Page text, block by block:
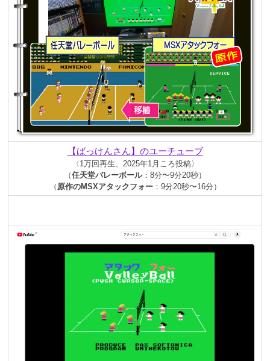
【ばっけんさん】のユーチューブ
〈1万回再生、2025年1月ころ投稿〉
（任天堂バレーボール：8分〜9分20秒）
（ 原作のMSXアタックフォー：9分20秒〜16分 ）